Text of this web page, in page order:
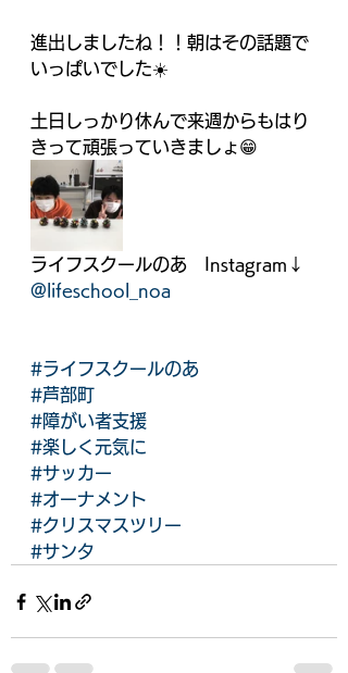
進出しましたね！！朝はその話題で
いっぱいでした☀️
土日しっかり休んで来週からもはり
きって頑張っていきましょ😁
ライフスクールのあ　Instagram↓
@lifeschool_noa
#ライフスクールのあ
#芦部町
#障がい者支援
#楽しく元気に
#サッカー
#オーナメント
#クリスマスツリー
#サンタ